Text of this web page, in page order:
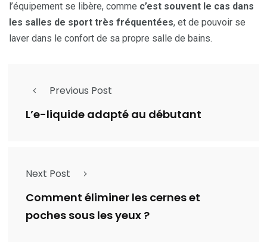
l’équipement se libère, comme c’est souvent le cas dans
les salles de sport très fréquentées, et de pouvoir se
laver dans le confort de sa propre salle de bains.
Previous Post
L’e-liquide adapté au débutant
Next Post
Comment éliminer les cernes et
poches sous les yeux ?